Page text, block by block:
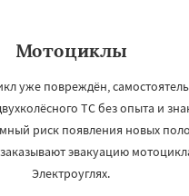
Мотоциклы
уже повреждён,
ТС без опыта и
риск появления новых
эвакуацию
Электроуглях.
ПОДРОБНЕЕ